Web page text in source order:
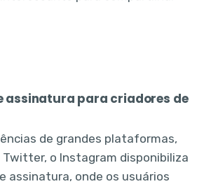
assinatura para criadores de
de grandes plataformas,
Twitter, o Instagram disponibiliza
assinatura, onde os usuários